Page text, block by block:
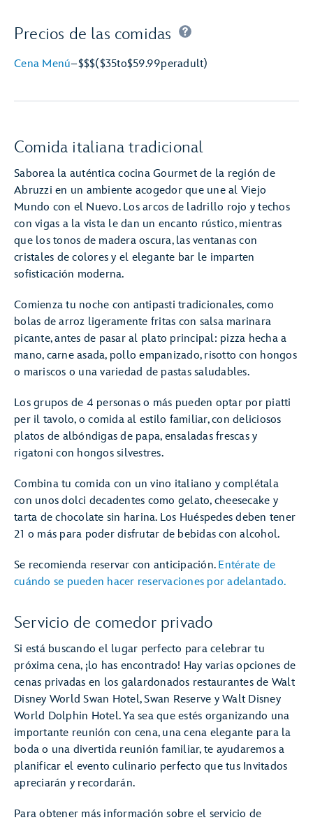
Precios de las comidas
Cena Menú–$$$($35to$59.99peradult)
Comida italiana tradicional
Saborea la auténtica cocina Gourmet de la región de
Abruzzi en un ambiente acogedor que une al Viejo
Mundo con el Nuevo. Los arcos de ladrillo rojo y techos
con vigas a la vista le dan un encanto rústico, mientras
que los tonos de madera oscura, las ventanas con
cristales de colores y el elegante bar le imparten
sofisticación moderna.
Comienza tu noche con antipasti tradicionales, como
bolas de arroz ligeramente fritas con salsa marinara
picante, antes de pasar al plato principal: pizza hecha a
mano, carne asada, pollo empanizado, risotto con hongos
o mariscos o una variedad de pastas saludables.
Los grupos de 4 personas o más pueden optar por piatti
per il tavolo, o comida al estilo familiar, con deliciosos
platos de albóndigas de papa, ensaladas frescas y
rigatoni con hongos silvestres.
Combina tu comida con un vino italiano y complétala
con unos dolci decadentes como gelato, cheesecake y
tarta de chocolate sin harina. Los Huéspedes deben tener
21 o más para poder disfrutar de bebidas con alcohol.
Se recomienda reservar con anticipación. Entérate de
cuándo se pueden hacer reservaciones por adelantado.
Servicio de comedor privado
Si está buscando el lugar perfecto para celebrar tu
próxima cena, ¡lo has encontrado! Hay varias opciones de
cenas privadas en los galardonados restaurantes de Walt
Disney World Swan Hotel, Swan Reserve y Walt Disney
World Dolphin Hotel. Ya sea que estés organizando una
importante reunión con cena, una cena elegante para la
boda o una divertida reunión familiar, te ayudaremos a
planificar el evento culinario perfecto que tus Invitados
apreciarán y recordarán.
Para obtener más información sobre el servicio de